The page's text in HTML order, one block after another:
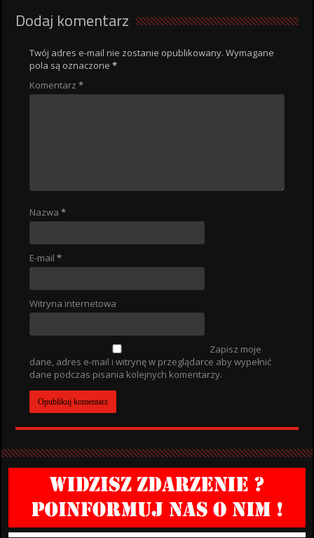
Dodaj komentarz
Twój adres e-mail nie zostanie opublikowany. Wymagane
pola są oznaczone*
Komentarz*
Nazwa*
E-mail*
Witryna internetowa
Zapisz moje
dane, adres e-mail i witrynę w przeglądarce aby wypełnić
dane podczas pisania kolejnych komentarzy.